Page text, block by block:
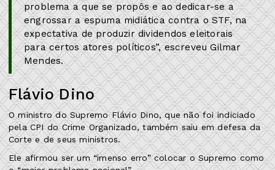
problema a que se propôs e ao dedicar-se a
engrossar a espuma midiática contra o STF, na
expectativa de produzir dividendos eleitorais
para certos atores políticos”, escreveu Gilmar
Mendes.
Flávio Dino
O ministro do Supremo Flávio Dino, que não foi indiciado
pela CPI do Crime Organizado, também saiu em defesa da
Corte e de seus ministros.
Ele afirmou ser um “imenso erro” colocar o Supremo como